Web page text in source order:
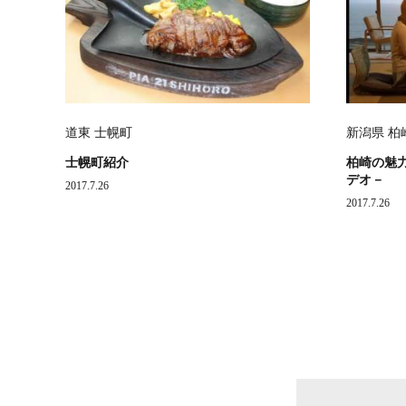
道東 士幌町
士幌町紹介
2017.7.26
新潟県 柏
柏崎の魅
デオ－
2017.7.26